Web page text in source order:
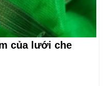
của lưới che